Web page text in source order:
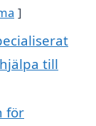
till
för